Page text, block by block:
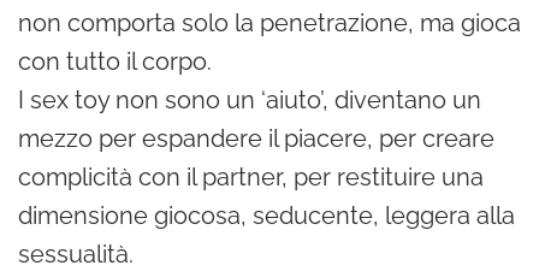
non comporta solo la penetrazione, ma gioca
con tutto il corpo.
I sex toy non sono un ‘aiuto’, diventano un
mezzo per espandere il piacere, per creare
complicità con il partner, per restituire una
dimensione giocosa, seducente, leggera alla
sessualità.